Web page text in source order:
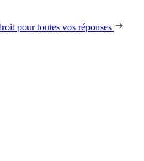
pour toutes vos réponses